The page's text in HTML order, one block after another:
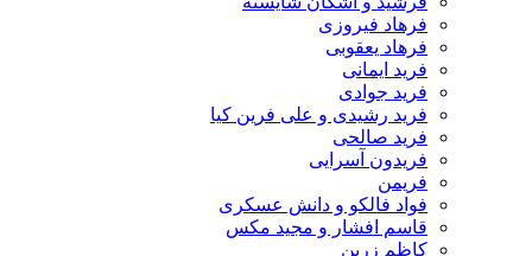
فرهاد فیروزی
فرهاد یعقوبی
فرید ایمانی
فرید جوادی
فرید رشیدی و علی فرین کیا
فرید صالحی
فریدون آسرایی
فریمن
فواد فالکو و دانش عسکری
قاسم افشار و مجید مکس
کاظم زرین